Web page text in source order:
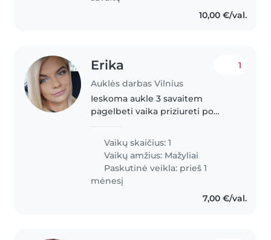
10,00 €/val.
Erika
Auklės darbas Vilnius
1
Ieskoma aukle 3 savaitem
pagelbeti vaika priziureti po
Vaikų skaičius: 1
Vaikų amžius: Mažyliai
Paskutinė veikla: prieš 1
mėnesį
7,00 €/val.